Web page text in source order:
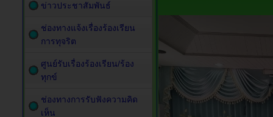
ข่าวประชาสัมพันธ์
ช่องทางแจ้งเรื่องร้องเรียน
การทุจริต
ศูนย์รับเรื่องร้องเรียน/ร้อง
ทุกข์
ช่องทางการรับฟังความคิด
เห็น